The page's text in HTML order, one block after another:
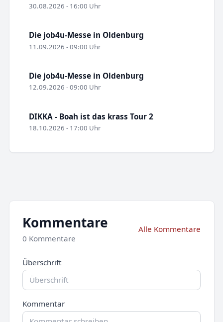
30.08.2026 - 16:00 Uhr
Die job4u-Messe in Oldenburg
11.09.2026 - 09:00 Uhr
Die job4u-Messe in Oldenburg
12.09.2026 - 09:00 Uhr
DIKKA - Boah ist das krass Tour 2
18.10.2026 - 17:00 Uhr
Kommentare
0 Kommentare
Alle Kommentare
Überschrift
Kommentar